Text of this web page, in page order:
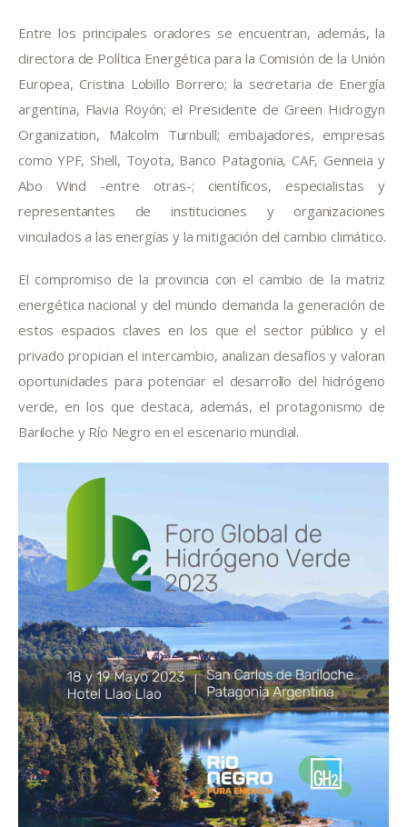
Entre los principales oradores se encuentran, además, la
directora de Política Energética para la Comisión de la Unión
Europea, Cristina Lobillo Borrero; la secretaria de Energía
argentina, Flavia Royón; el Presidente de Green Hidrogyn
Organization, Malcolm Turnbull; embajadores, empresas
como YPF, Shell, Toyota, Banco Patagonia, CAF, Genneia y
Abo Wind -entre otras-; científicos, especialistas y
representantes de instituciones y organizaciones
vinculados a las energías y la mitigación del cambio climático.
El compromiso de la provincia con el cambio de la matriz
energética nacional y del mundo demanda la generación de
estos espacios claves en los que el sector público y el
privado propician el intercambio, analizan desafíos y valoran
oportunidades para potenciar el desarrollo del hidrógeno
verde, en los que destaca, además, el protagonismo de
Bariloche y Río Negro en el escenario mundial.